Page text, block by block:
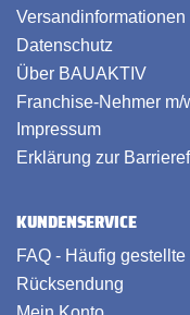
Versandinformationen
Datenschutz
Über BAUAKTIV
Franchise-Nehmer m/
Impressum
Erklärung zur
KUNDENSERVICE
FAQ - Häufig gestellte
Rücksendung